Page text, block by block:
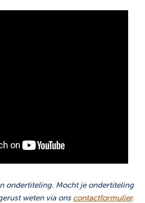
ondertiteling. Mocht je ondertiteling
weten via ons contactformulier.